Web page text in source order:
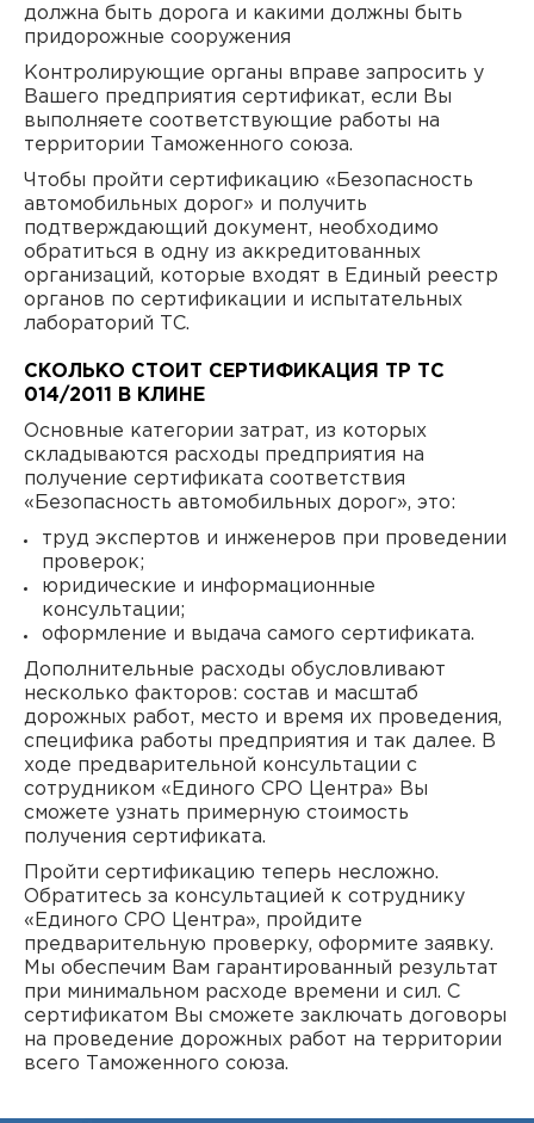
должна быть дорога и какими должны быть
придорожные сооружения
Контролирующие органы вправе запросить у
Вашего предприятия сертификат, если Вы
выполняете соответствующие работы на
территории Таможенного союза.
Чтобы пройти сертификацию «Безопасность
автомобильных дорог» и получить
подтверждающий документ, необходимо
обратиться в одну из аккредитованных
организаций, которые входят в Единый реестр
органов по сертификации и испытательных
лабораторий ТС.
СКОЛЬКО СТОИТ СЕРТИФИКАЦИЯ ТР ТС
014/2011 В КЛИНЕ
Основные категории затрат, из которых
складываются расходы предприятия на
получение сертификата соответствия
«Безопасность автомобильных дорог», это:
труд экспертов и инженеров при проведении
проверок;
юридические и информационные
консультации;
оформление и выдача самого сертификата.
Дополнительные расходы обусловливают
несколько факторов: состав и масштаб
дорожных работ, место и время их проведения,
специфика работы предприятия и так далее. В
ходе предварительной консультации с
сотрудником «Единого СРО Центра» Вы
сможете узнать примерную стоимость
получения сертификата.
Пройти сертификацию теперь несложно.
Обратитесь за консультацией к сотруднику
«Единого СРО Центра», пройдите
предварительную проверку, оформите заявку.
Мы обеспечим Вам гарантированный результат
при минимальном расходе времени и сил. С
сертификатом Вы сможете заключать договоры
на проведение дорожных работ на территории
всего Таможенного союза.